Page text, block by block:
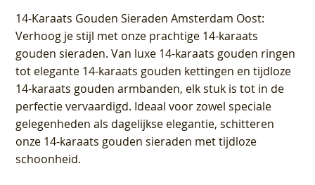
14-Karaats Gouden Sieraden Amsterdam Oost:
Verhoog je stijl met onze prachtige 14-karaats
gouden sieraden. Van luxe 14-karaats gouden ringen
tot elegante 14-karaats gouden kettingen en tijdloze
14-karaats gouden armbanden, elk stuk is tot in de
perfectie vervaardigd. Ideaal voor zowel speciale
gelegenheden als dagelijkse elegantie, schitteren
onze 14-karaats gouden sieraden met tijdloze
schoonheid.